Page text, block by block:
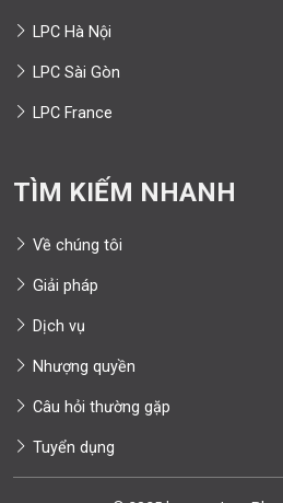
LPC Hà Nội
LPC Sài Gòn
LPC France
TÌM KIẾM NHANH
Về chúng tôi
Giải pháp
Dịch vụ
Nhượng quyền
Câu hỏi thường gặp
Tuyển dụng